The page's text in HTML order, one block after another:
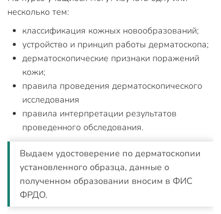
несколько тем:
классификация кожных новообразований;
устройство и принцип работы дерматоскопа;
дерматоскопические признаки поражений
кожи;
правила проведения дерматоскопического
исследования
правила интерпретации результатов
проведенного обследования.
Выдаем удостоверение по дерматоскопии
установленного образца, данные о
полученном образовании вносим в ФИС
ФРДО.